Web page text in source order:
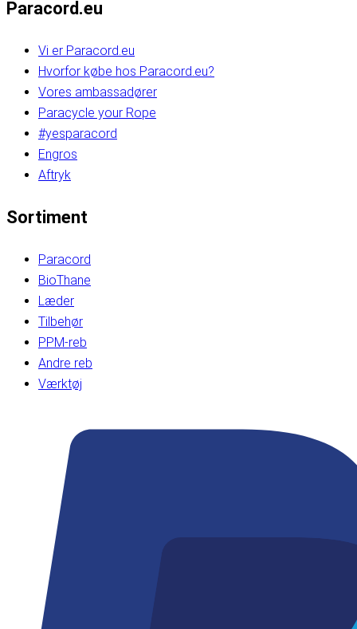
Paracord.eu
Vi er Paracord.eu
Hvorfor købe hos Paracord.eu?
Vores ambassadører
Paracycle your Rope
#yesparacord
Engros
Aftryk
Sortiment
Paracord
BioThane
Læder
Tilbehør
PPM-reb
Andre reb
Værktøj